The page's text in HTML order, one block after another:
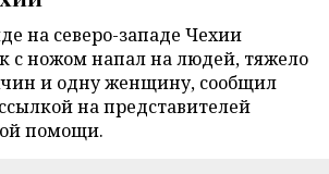
на северо-западе Чехии
с ножом напал на людей, тяжело
и одну женщину, сообщил
на представителей
помощи.